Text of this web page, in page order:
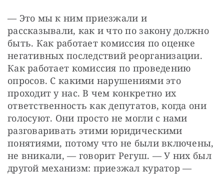
— Это мы к ним приезжали и
рассказывали, как и что по закону должно
быть. Как работает комиссия по оценке
негативных последствий реорганизации.
Как работает комиссия по проведению
опросов. С какими нарушениями это
проходит у нас. В чем конкретно их
ответственность как депутатов, когда они
голосуют. Они просто не могли с нами
разговаривать этими юридическими
понятиями, потому что не были включены,
не вникали, — говорит Регуш. — У них был
другой механизм: приезжал куратор —